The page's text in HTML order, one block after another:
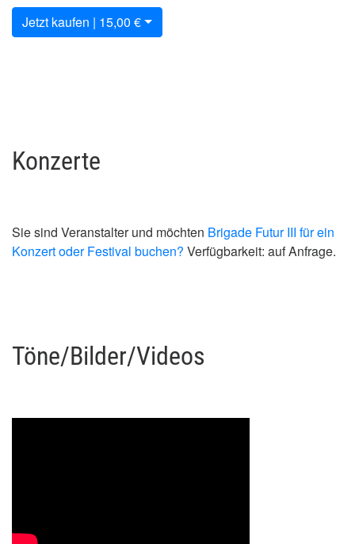
Jetzt kaufen | 15,00 €
Konzerte
Sie sind Veranstalter und möchten Brigade Futur III für ein
Konzert oder Festival buchen? Verfügbarkeit: auf Anfrage.
Töne/Bilder/Videos